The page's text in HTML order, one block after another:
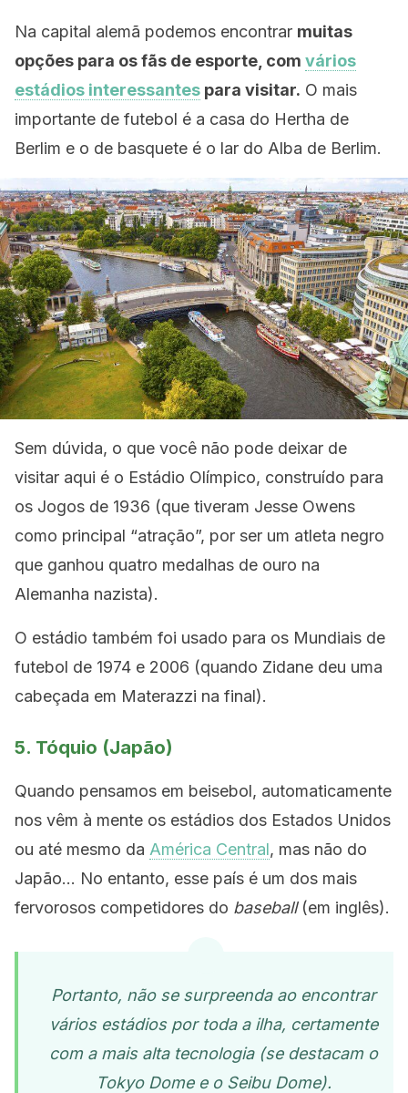
Na capital alemã podemos encontrar muitas
opções para os fãs de esporte, com vários
estádios interessantes para visitar. O mais
importante de futebol é a casa do Hertha de
Berlim e o de basquete é o lar do Alba de Berlim.
Sem dúvida, o que você não pode deixar de
visitar aqui é o Estádio Olímpico, construído para
os Jogos de 1936 (que tiveram Jesse Owens
como principal “atração”, por ser um atleta negro
que ganhou quatro medalhas de ouro na
Alemanha nazista).
O estádio também foi usado para os Mundiais de
futebol de 1974 e 2006 (quando Zidane deu uma
cabeçada em Materazzi na final).
5. Tóquio (Japão)
Quando pensamos em beisebol, automaticamente
nos vêm à mente os estádios dos Estados Unidos
ou até mesmo da América Central, mas não do
Japão… No entanto, esse país é um dos mais
fervorosos competidores do baseball(em inglês).
Portanto, não se surpreenda ao encontrar
vários estádios por toda a ilha, certamente
com a mais alta tecnologia (se destacam o
Tokyo Dome e o Seibu Dome).